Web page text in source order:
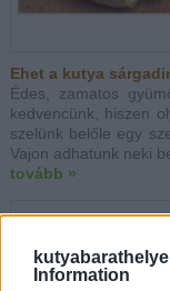
Information
Ehet a kutya
Édes, zamatos
kedvencünk, hiszen
szelünk belőle egy
Vajon adhatunk neki
tovább »